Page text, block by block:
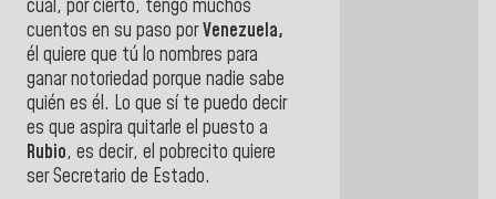
cual, por cierto, tengo muchos
cuentos en su paso porVenezuela,
él quiere que tú lo nombres para
ganar notoriedad porque nadie sabe
quién es él. Lo que sí te puedo decir
es que aspira quitarle el puesto a
Rubio, es decir, el pobrecito quiere
ser Secretario de Estado.